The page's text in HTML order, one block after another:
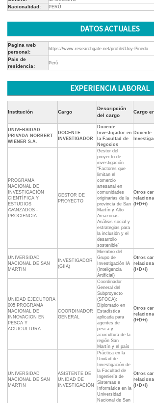
Nacionalidad: PERÚ
DATOS ACTUALES
Pagina web
personal:
https://www.researchgate.net/profile/Lloy-Pinedo
Pais de
residencia:
Perú
EXPERIENCIA LABORAL
Institución Cargo
Descripción
del cargo
Cargo
UNIVERSIDAD
PRIVADA NORBERT
WIENER S.A.
DOCENTE
INVESTIGADOR
Docente
Investigador en
la Facultad de
Negocios
Docente
PROGRAMA
NACIONAL DE
INVESTIGACIÓN
CIENTÍFICA Y
ESTUDIOS
AVANZADOS -
PROCIENCIA
GESTOR DE
PROYECTO
Gestor del
proyecto de
investigación
“Factores que
limitan el
comercio
artesanal en
comunidades
originarias de la
provincia de San
Martín y Alto
Amazonas:
Análisis social y
estrategias para
la inclusión y el
desarrollo
sostenible”
Otros
(I+D+i)
UNIVERSIDAD
NACIONAL DE SAN
MARTIN
INVESTIGADOR
(GIIA)
Miembro del
Grupo de
Investigación IA
(Inteligencia
Artificial)
Otros
(I+D+i)
UNIDAD EJECUTORA
005 PROGRAMA
NACIONAL DE
INNOVACION EN
PESCA Y
ACUICULTURA
COORDINADOR
GENERAL
Coordinador
General del
Subproyecto
(SFOCA):
Diplomado en
Estadística
aplicada para
agentes de
pesca y
acuicultura de la
región San
Martín y el país
Otros
(I+D+i)
UNIVERSIDAD
NACIONAL DE SAN
MARTIN
ASISTENTE DE
UNIDAD DE
INVESTIGACIÓN
Práctica en la
Unidad de
Investigación de
la Facultad de
Ingeniería de
Sistemas e
Informática en la
Universidad
Nacional de San
Otros
(I+D+i)